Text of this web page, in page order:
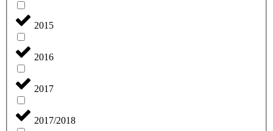
2015
2016
2017
2017/2018